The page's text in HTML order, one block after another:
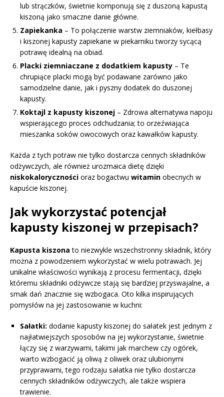
lub strączków, świetnie komponują się z duszoną kapustą
kiszoną jako smaczne danie główne.
Zapiekanka – To połączenie warstw ziemniaków, kiełbasy
i kiszonej kapusty zapiekane w piekarniku tworzy sycącą
potrawę idealną na obiad.
Placki ziemniaczane z dodatkiem kapusty – Te
chrupiące placki mogą być podawane zarówno jako
samodzielne danie, jak i pyszny dodatek do duszonej
kapusty.
Koktajl z kapusty kiszonej – Zdrowa alternatywa napoju
wspierającego proces odchudzania; to orzeźwiająca
mieszanka soków owocowych oraz kawałków kapusty.
Każda z tych potraw nie tylko dostarcza cennych składników
odżywczych, ale również urozmaica dietę dzięki
niskokaloryczności oraz bogactwu witamin obecnych w
kapuście kiszonej.
Jak wykorzystać potencjał
kapusty kiszonej w przepisach?
Kapusta kiszona to niezwykle wszechstronny składnik, który
można z powodzeniem wykorzystać w wielu potrawach. Jej
unikalne właściwości wynikają z procesu fermentacji, dzięki
któremu składniki odżywcze stają się bardziej przyswajalne, a
smak dań znacznie się wzbogaca. Oto kilka inspirujących
pomysłów na jej zastosowanie w kuchni:
Sałatki: dodanie kapusty kiszonej do sałatek jest jednym z
najłatwiejszych sposobów na jej wykorzystanie, świetnie
łączy się z warzywami, takimi jak marchew czy ogórek,
warto wzbogacić ją oliwą z oliwek oraz ulubionymi
przyprawami, tego rodzaju sałatka nie tylko dostarcza
cennych składników odżywczych, ale także wspiera
trawienie.